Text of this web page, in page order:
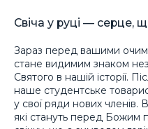
Свіча у руці — серце,
Зараз перед вашими
стане видимим знаком
Святого в нашій історії.
наше студентське
у свої ряди нових
які стануть перед Божим